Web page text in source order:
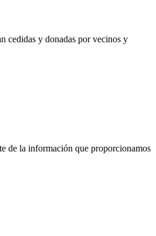
cedidas y donadas por vecinos y
de la información que proporcionamos